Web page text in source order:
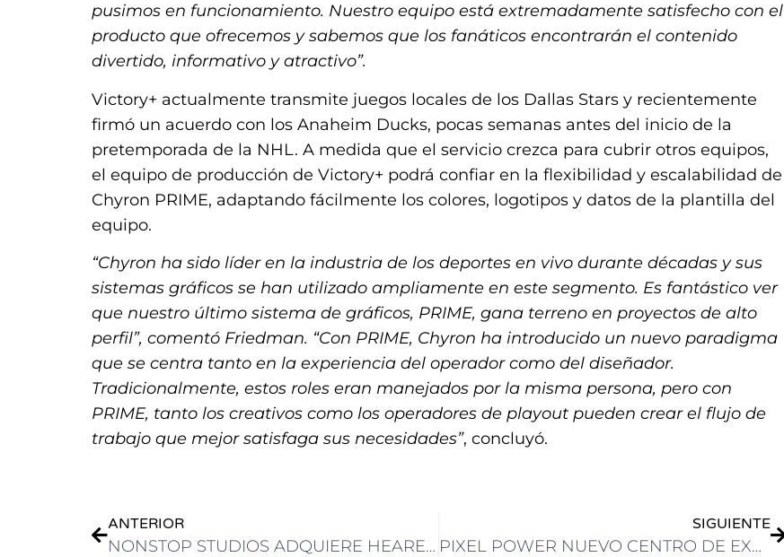
pusimos en funcionamiento. Nuestro equipo está extremadamente satisfecho con el
producto que ofrecemos y sabemos que los fanáticos encontrarán el contenido
divertido, informativo y atractivo”.
Victory+ actualmente transmite juegos locales de los Dallas Stars y recientemente
firmó un acuerdo con los Anaheim Ducks, pocas semanas antes del inicio de la
pretemporada de la NHL. A medida que el servicio crezca para cubrir otros equipos,
el equipo de producción de Victory+ podrá confiar en la flexibilidad y escalabilidad de
Chyron PRIME, adaptando fácilmente los colores, logotipos y datos de la plantilla del
equipo.
“Chyron ha sido líder en la industria de los deportes en vivo durante décadas y sus
sistemas gráficos se han utilizado ampliamente en este segmento. Es fantástico ver
que nuestro último sistema de gráficos, PRIME, gana terreno en proyectos de alto
perfil”, comentó Friedman. “Con PRIME, Chyron ha introducido un nuevo paradigma
que se centra tanto en la experiencia del operador como del diseñador.
Tradicionalmente, estos roles eran manejados por la misma persona, pero con
PRIME, tanto los creativos como los operadores de playout pueden crear el flujo de
trabajo que mejor satisfaga sus necesidades”, concluyó.
ANTERIOR
NONSTOP STUDIOS ADQUIERE HEARENT, LA EMPRESA DE RENTING Y ALQUILER DE VEHÍCULOS ESPECIALIZADA EN EL SECTOR AUDIOVISUAL
SIGUIENTE
PIXEL POWER NUEVO CENTRO DE EXCELENCIA PARA PRODUCTOS MULTIMEDIA DEFINIDOS POR SOFTWARE DE ROHDE & SCHWARZ